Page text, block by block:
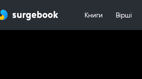
Книги Вірші